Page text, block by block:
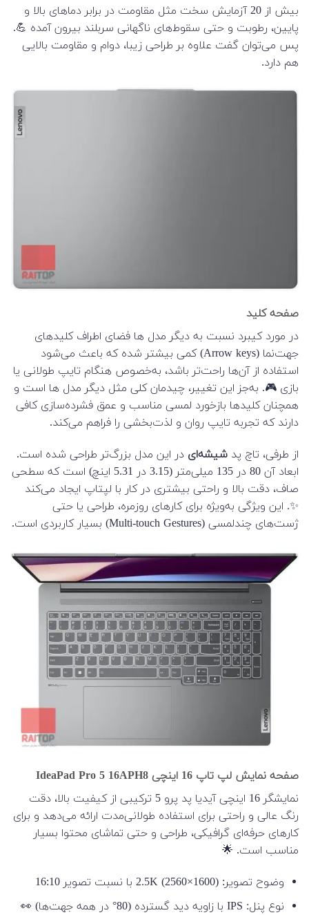
بیش از 20 آزمایش سخت مثل مقاومت در برابر دماهای بالا و
پایین، رطوبت و حتی سقوط‌های ناگهانی سربلند بیرون آمده 💪.
پس می‌توان گفت علاوه بر طراحی زیبا، دوام و مقاومت بالایی
هم دارد.
صفحه کلید
در مورد کیبرد نسبت به دیگر مدل ها فضای اطراف کلیدهای
جهت‌نما (Arrow keys) کمی بیشتر شده که باعث می‌شود
استفاده از آن‌ها راحت‌تر باشد، به‌خصوص هنگام تایپ طولانی یا
بازی 🎮. به‌جز این تغییر، چیدمان کلی مثل دیگر مدل ها است و
همچنان کلیدها بازخورد لمسی مناسب و عمق فشرده‌سازی کافی
دارند که تجربه تایپ روان و لذت‌بخشی را فراهم می‌کند.
از طرفی، تاچ پد شیشه‌ای در این مدل بزرگ‌تر طراحی شده است.
ابعاد آن 80 در 135 میلی‌متر (3.15 در 5.31 اینچ) است که سطحی
صاف، دقت بالا و راحتی بیشتری در کار با لپتاپ ایجاد می‌کند
✨. این ویژگی به‌ویژه برای کارهای روزمره، طراحی یا حتی
ژست‌های چندلمسی (Multi-touch Gestures) بسیار کاربردی است.
صفحه نمایش لپ تاپ 16 اینچی IdeaPad Pro 5 16APH8
نمایشگر 16 اینچی آیدیا پد پرو 5 ترکیبی از کیفیت بالا، دقت
رنگ عالی و راحتی برای استفاده طولانی‌مدت ارائه می‌دهد و برای
کارهای حرفه‌ای گرافیکی، طراحی و حتی تماشای محتوا بسیار
مناسب است. 🌟
وضوح تصویر: 2.5K (2560×1600) با نسبت تصویر 16:10
نوع پنل: IPS با زاویه دید گسترده (80° در همه جهت‌ها) 👀